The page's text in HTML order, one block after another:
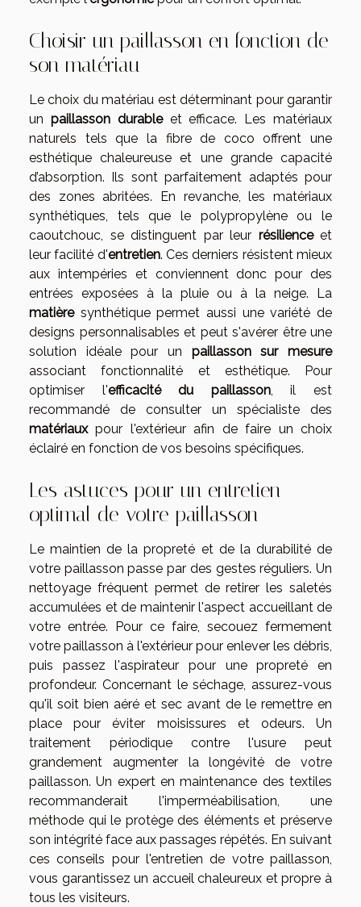
Choisir un paillasson en fonction de
son matériau
Le choix du matériau est déterminant pour garantir
un paillasson durableet efficace. Les matériaux
naturels tels que la fibre de coco offrent une
esthétique chaleureuse et une grande capacité
d’absorption. Ils sont parfaitement adaptés pour
des zones abritées. En revanche, les matériaux
synthétiques, tels que le polypropylène ou le
caoutchouc, se distinguent par leur résilienceet
leur facilité d'entretien. Ces derniers résistent mieux
aux intempéries et conviennent donc pour des
entrées exposées à la pluie ou à la neige. La
matièresynthétique permet aussi une variété de
designs personnalisables et peut s'avérer être une
solution idéale pour un paillasson sur mesure
associant fonctionnalité et esthétique. Pour
optimiser l'efficacité du paillasson, il est
recommandé de consulter un spécialiste des
matériauxpour l'extérieur afin de faire un choix
éclairé en fonction de vos besoins spécifiques.
Les astuces pour un entretien
optimal de votre paillasson
Le maintien de la propreté et de la durabilité de
votre paillasson passe par des gestes réguliers. Un
nettoyage fréquent permet de retirer les saletés
accumulées et de maintenir l'aspect accueillant de
votre entrée. Pour ce faire, secouez fermement
votre paillasson à l'extérieur pour enlever les débris,
puis passez l'aspirateur pour une propreté en
profondeur. Concernant le séchage, assurez-vous
qu'il soit bien aéré et sec avant de le remettre en
place pour éviter moisissures et odeurs. Un
traitement périodique contre l'usure peut
grandement augmenter la longévité de votre
paillasson. Un expert en maintenance des textiles
recommanderait l'imperméabilisation, une
méthode qui le protège des éléments et préserve
son intégrité face aux passages répétés. En suivant
ces conseils pour l'entretien de votre paillasson,
vous garantissez un accueil chaleureux et propre à
tous les visiteurs.